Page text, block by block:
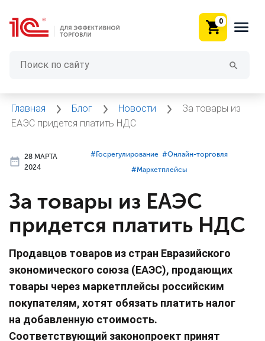
0
Главная Блог Новости
За товары из
ЕАЭС придется платить НДС
28 МАРТА
2024
#⁣Госрегулирование #⁣Онлайн-торговля
#⁣Маркетплейсы
За товары из ЕАЭС
придется платить НДС
Продавцов товаров из стран Евразийского
экономического союза (ЕАЭС), продающих
товары через маркетплейсы российским
покупателям, хотят обязать платить налог
на добавленную стоимость.
Соответствующий законопроект принят